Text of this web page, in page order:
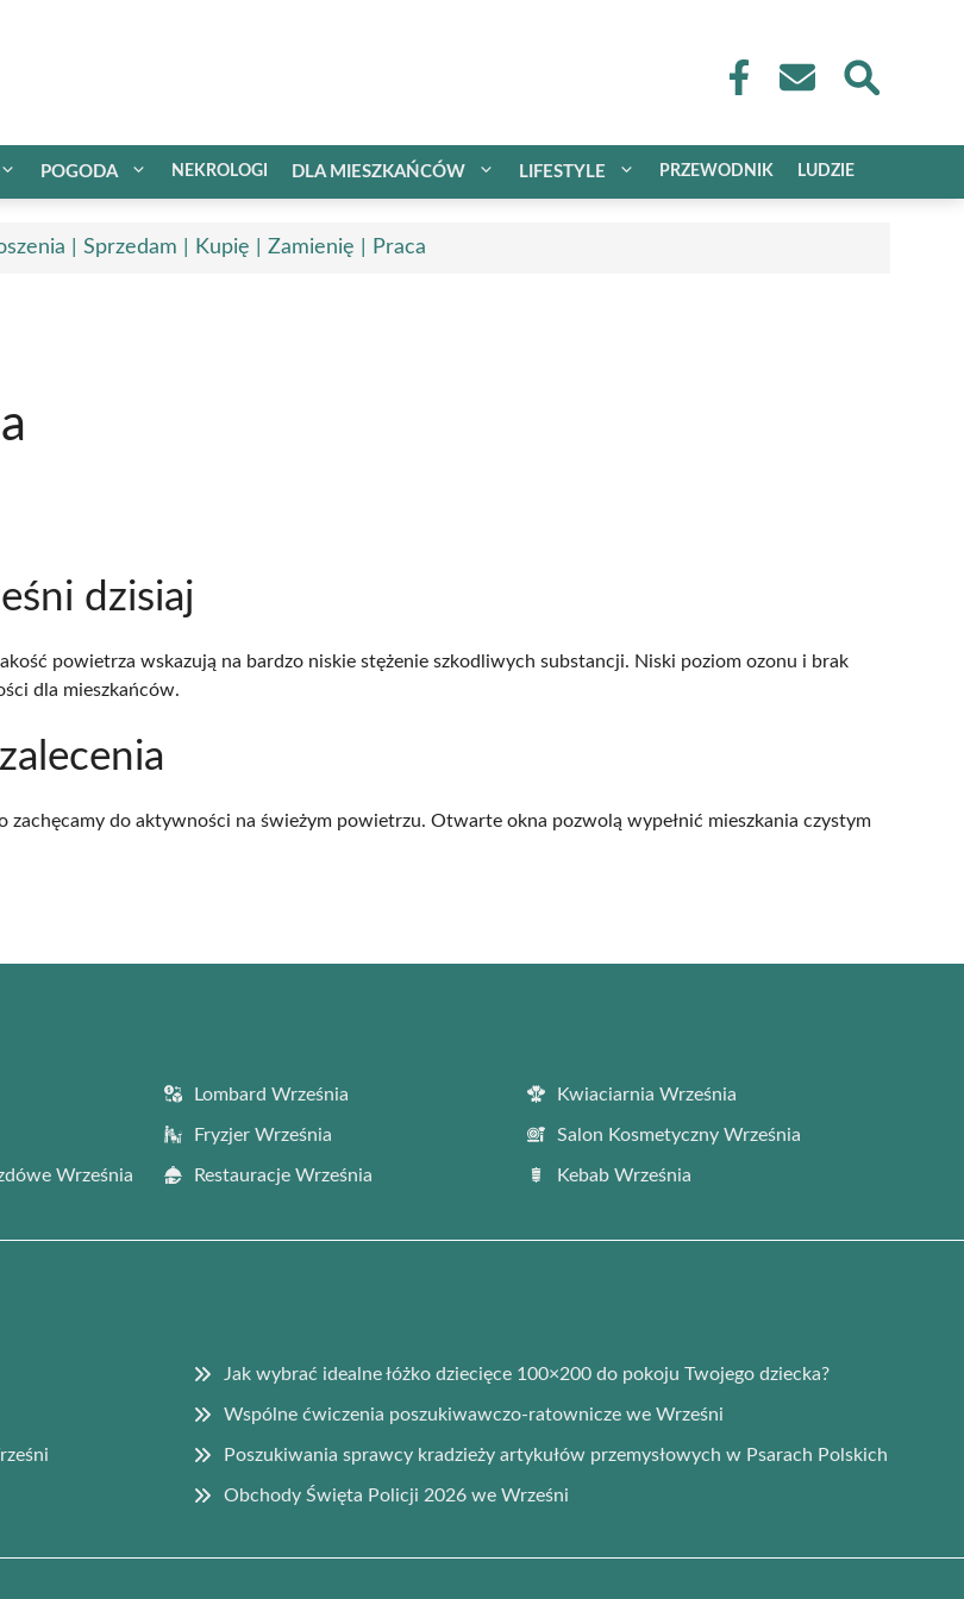
POGODA NEKROLOGI DLA MIESZKAŃCÓW LIFESTYLE PRZEWODNIK LUDZIE
| Sprzedam | Kupię | Zamienię | Praca
dzisiaj
powietrza wskazują na bardzo niskie stężenie szkodliwych substancji. Niski poziom ozonu i brak
dla mieszkańców.
do aktywności na świeżym powietrzu. Otwarte okna pozwolą wypełnić mieszkania czystym
Lombard Września Kwiaciarnia Września
Fryzjer Września Salon Kosmetyczny Września
Września Restauracje Września Kebab Września
Jak wybrać idealne łóżko dziecięce 100×200 do pokoju Twojego dziecka?
Wspólne ćwiczenia poszukiwawczo-ratownicze we Wrześni
Poszukiwania sprawcy kradzieży artykułów przemysłowych w Psarach Polskich
Obchody Święta Policji 2026 we Wrześni